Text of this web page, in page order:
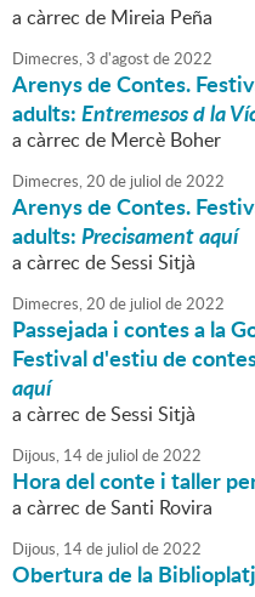
a càrrec de Mireia Peña
Dimecres,3 d'agostde2022
Arenys de Contes.
adults:Entremesos d la
a càrrec de Mercè Boher
Dimecres,20 de juliol de2022
Arenys de Contes.
adults:Precisament aquí
a càrrec de Sessi Sitjà
Dimecres,20 de juliol de2022
Passejada i contes a la
Festival d'estiu de
aquí
a càrrec de Sessi Sitjà
Dijous, 14de juliol de2022
Hora del conte i taller
a càrrec de Santi Rovira
Dijous, 14de juliol de2022
Obertura de la